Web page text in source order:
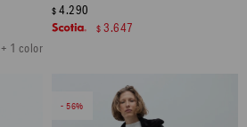
+ 1 color
$ 4.290
$ 3.647
56